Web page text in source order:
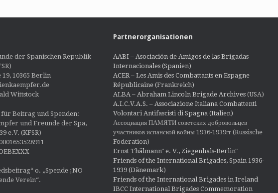
der Spanischen Republik
10365 Berlin
Wittstock
Beitrag und Spenden:
und Freunde der Spa,
e.V. (KFSR)
o. „Spende ¡NO
Verein“.
Partnerorganisationen
AABI – Asociación de Amigos de las Brigadas
Internacionales (Spanien)
ACER – Les Amis des Combattants en Espagne
Républicaine (Frankreich)
ALBA – Abraham Lincoln Brigade Archives(USA)
A.I.C.V.A.S. – Associazione Italiana Combattenti
Volontari Antifascisti di Spagna (Italien)
Ассоциация ПАМЯТИ советских добровольцев
участников испанской войны 1936-1939гг (Russische
Föderation)
Ernst Thälmann" e. V., Ziegenhals-Berlin"
Friends of the International Brigades, Spain 1936-
1939 (Dänemark)
Friends of the International Brigades in Ireland
IBCC International Brigades Commemoration